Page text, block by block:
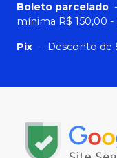
Boleto parcelado -
mínima R$ 150,00
Pix - Desconto de